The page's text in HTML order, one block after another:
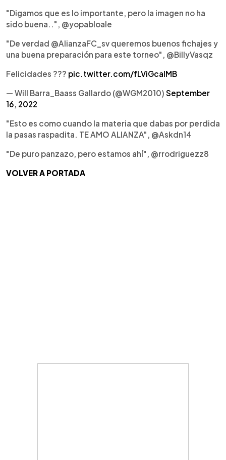
"Digamos que es lo importante, pero la imagen no ha
sido buena..", @yopabloale
"De verdad @AlianzaFC_sv queremos buenos fichajes y
una buena preparación para este torneo", @BillyVasqz
Felicidades ??? pic.twitter.com/fLViGcaIMB
— Will Barra_Baass Gallardo (@WGM2010) September
16, 2022
"Esto es como cuando la materia que dabas por perdida
la pasas raspadita. TE AMO ALIANZA", @Askdn14
"De puro panzazo, pero estamos ahí", @rrodriguezz8
VOLVER A PORTADA